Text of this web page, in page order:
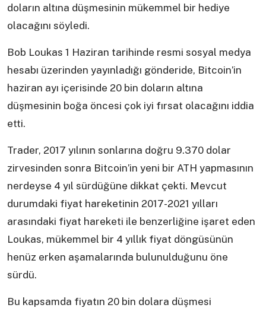
doların altına düşmesinin mükemmel bir hediye
olacağını söyledi.
Bob Loukas 1 Haziran tarihinde resmi sosyal medya
hesabı üzerinden yayınladığı gönderide, Bitcoin’in
haziran ayı içerisinde 20 bin doların altına
düşmesinin boğa öncesi çok iyi fırsat olacağını iddia
etti.
Trader, 2017 yılının sonlarına doğru 9.370 dolar
zirvesinden sonra Bitcoin’in yeni bir ATH yapmasının
nerdeyse 4 yıl sürdüğüne dikkat çekti. Mevcut
durumdaki fiyat hareketinin 2017-2021 yılları
arasındaki fiyat hareketi ile benzerliğine işaret eden
Loukas, mükemmel bir 4 yıllık fiyat döngüsünün
henüz erken aşamalarında bulunulduğunu öne
sürdü.
Bu kapsamda fiyatın 20 bin dolara düşmesi